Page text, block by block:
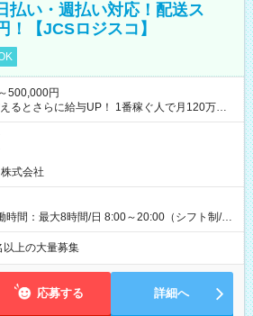
い・週払い対応！配送ス
！【JCSロジスコ】
500,000円
るとさらに給与UP！ 1番稼ぐ人で月120万ほ
デルイメージ＞ ■月収50万
区在住)※元建築関係 1日150個配達×25日勤務
式会社
時間：最大8時間/日 8:00～20:00（シフト制/実
勤務（場所次第では週4も有り） ※配達状況
の勤務可能性有り ※案件により多少の前後あ
以上の大量募集
応募する 詳細へ